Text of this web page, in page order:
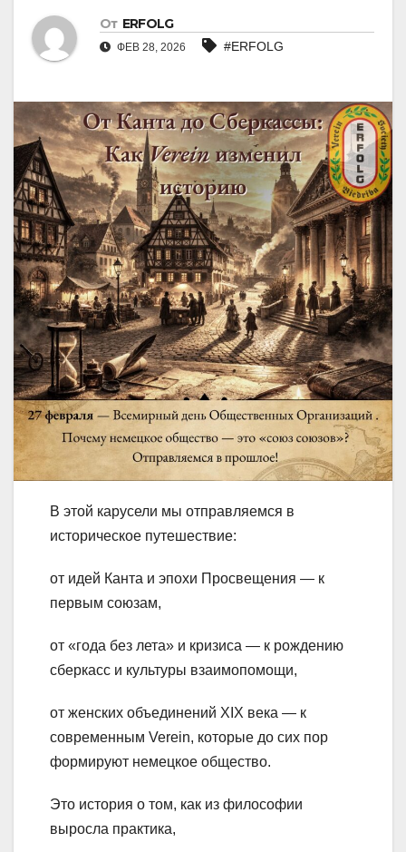
От ERFOLG
ФЕВ 28, 2026 #ERFOLG
В этой карусели мы отправляемся в
историческое путешествие:
от идей Канта и эпохи Просвещения — к
первым союзам,
от «года без лета» и кризиса — к рождению
сберкасс и культуры взаимопомощи,
от женских объединений XIX века — к
современным Verein, которые до сих пор
формируют немецкое общество.
Это история о том, как из философии
выросла практика,